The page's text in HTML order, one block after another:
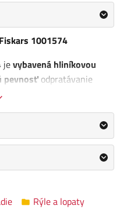
1001574
jevybavená hliníkovou
pevnosť odpratávanie
aby sa pohodlne držala
práci. Navyše je
aj nízkym
Rýle a lopaty